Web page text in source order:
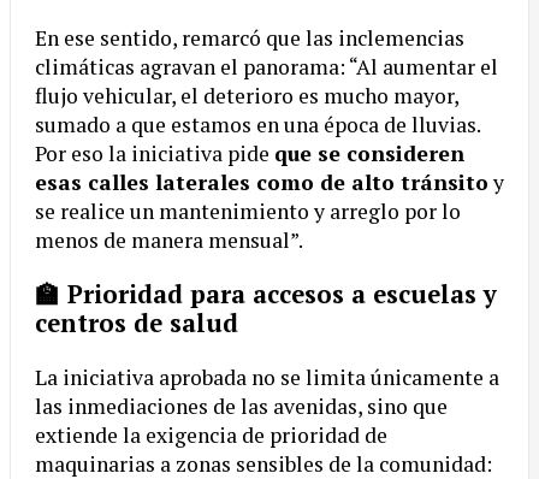
En ese sentido, remarcó que las inclemencias
climáticas agravan el panorama: “Al aumentar el
flujo vehicular, el deterioro es mucho mayor,
sumado a que estamos en una época de lluvias.
Por eso la iniciativa pide que se consideren
esas calles laterales como de alto tránsitoy
se realice un mantenimiento y arreglo por lo
menos de manera mensual”.
🏫 Prioridad para accesos a escuelas y
centros de salud
La iniciativa aprobada no se limita únicamente a
las inmediaciones de las avenidas, sino que
extiende la exigencia de prioridad de
maquinarias a zonas sensibles de la comunidad: